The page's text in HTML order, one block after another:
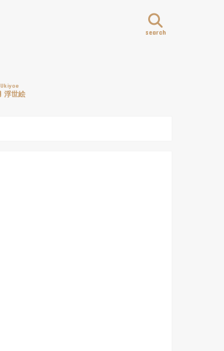
search
Ukiyoe
浮世絵